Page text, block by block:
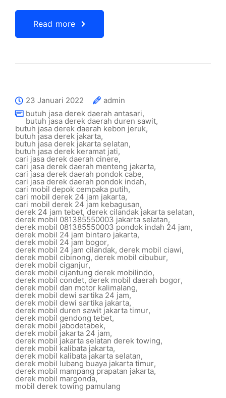
Read more
23 Januari 2022
admin
butuh jasa derek daerah antasari,
butuh jasa derek daerah duren sawit,
butuh jasa derek daerah kebon jeruk,
butuh jasa derek jakarta,
butuh jasa derek jakarta selatan,
butuh jasa derek keramat jati,
cari jasa derek daerah cinere,
cari jasa derek daerah menteng jakarta,
cari jasa derek daerah pondok cabe,
cari jasa derek daerah pondok indah,
cari mobil depok cempaka putih,
cari mobil derek 24 jam jakarta,
cari mobil derek 24 jam kebagusan,
derek 24 jam tebet,derek cilandak jakarta selatan,
derek mobil 081385550003 jakarta selatan,
derek mobil 081385550003 pondok indah 24 jam,
derek mobil 24 jam bintaro jakarta,
derek mobil 24 jam bogor,
derek mobil 24 jam cilandak, derek mobil ciawi,
derek mobil cibinong, derek mobil cibubur,
derek mobil ciganjur,
derek mobil cijantung derek mobilindo,
derek mobil condet, derek mobil daerah bogor,
derek mobil dan motor kalimalang,
derek mobil dewi sartika 24 jam,
derek mobil dewi sartika jakarta,
derek mobil duren sawit jakarta timur,
derek mobil gendong tebet,
derek mobil jabodetabek,
derek mobil jakarta 24 jam,
derek mobil jakarta selatan derek towing,
derek mobil kalibata jakarta,
derek mobil kalibata jakarta selatan,
derek mobil lubang buaya jakarta timur,
derek mobil mampang prapatan jakarta,
derek mobil margonda,
mobil derek towing pamulang